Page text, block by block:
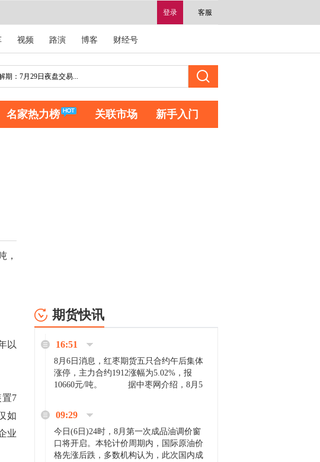
登录 客服
视频 路演 博客 财经号
名家热力榜 关联市场 新手入门
，
以
7
如
业
期货快讯
16:51
8月6日消息，红枣期货五只合约午后集体
涨停，主力合约1912涨幅为5.02%，报
10660元/吨。 据中枣网介绍，8月5
家好货依旧惜售挺...
09:29
今日(6日)24时，8月第一次成品油调价窗
口将开启。本轮计价周期内，国际原油价
格先涨后跌，多数机构认为，此次国内成